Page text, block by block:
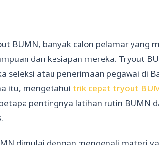
BUMN, banyak calon pelamar yang
dan kesiapan mereka. Tryout
seleksi atau penerimaan pegawai di
itu, mengetahui trik cepat tryout
pentingnya latihan rutin BUMN